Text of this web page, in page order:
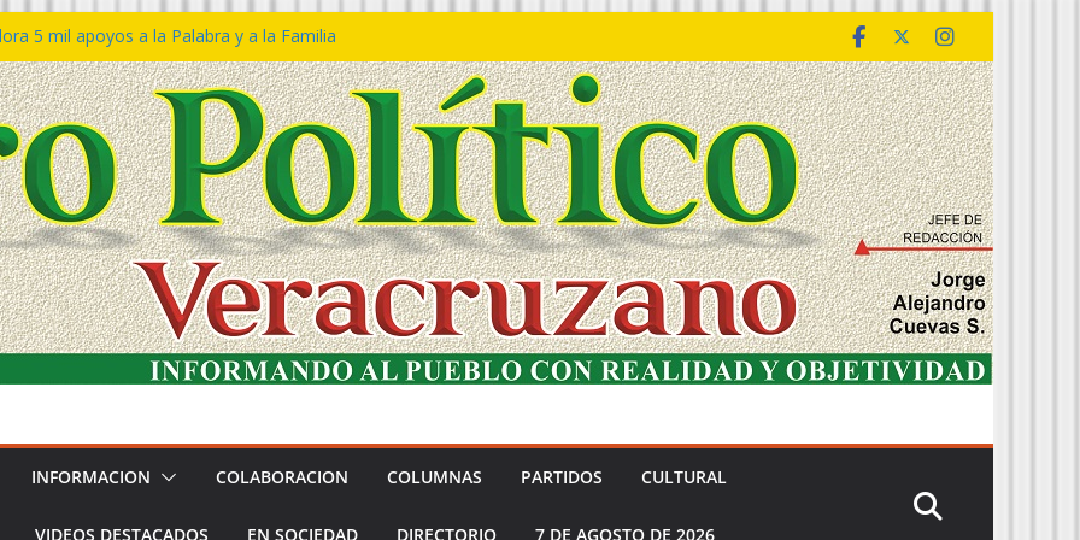
5 mil apoyos a la Palabra y a la Familia
Declaraciones de Procedencia en contra
𝙂𝙤𝙗𝙞𝙚𝙧𝙣𝙤 𝙙𝙚𝙡 𝙀𝙨𝙩𝙖𝙙𝙤 𝙖 𝙙𝙞𝙨𝙛𝙧𝙪𝙩𝙖𝙧
𝙙𝙚𝙡 𝙈𝙖𝙧 𝙚𝙣 𝘾𝙤𝙖𝙩𝙯𝙖𝙘𝙤𝙖𝙡𝙘𝙤𝙨
de policías con vocación de servicio y
SSP
rechaza acusaciones y asegura que
solicitud de desafuero
INFORMACION COLABORACION COLUMNAS PARTIDOS CULTURAL
VIDEOS DESTACADOS EN SOCIEDAD DIRECTORIO 7 DE AGOSTO DE 2026